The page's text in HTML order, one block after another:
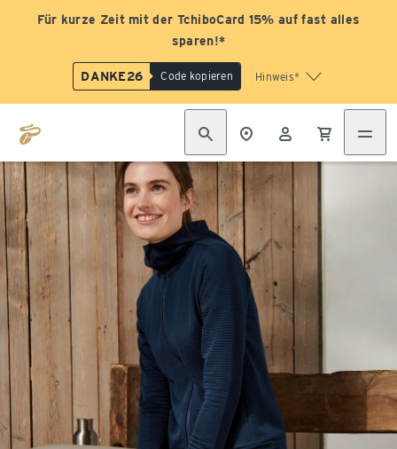
Für kurze Zeit mit der TchiboCard 15% auf fast alles
sparen!*
DANKE26 Code kopieren Hinweis*